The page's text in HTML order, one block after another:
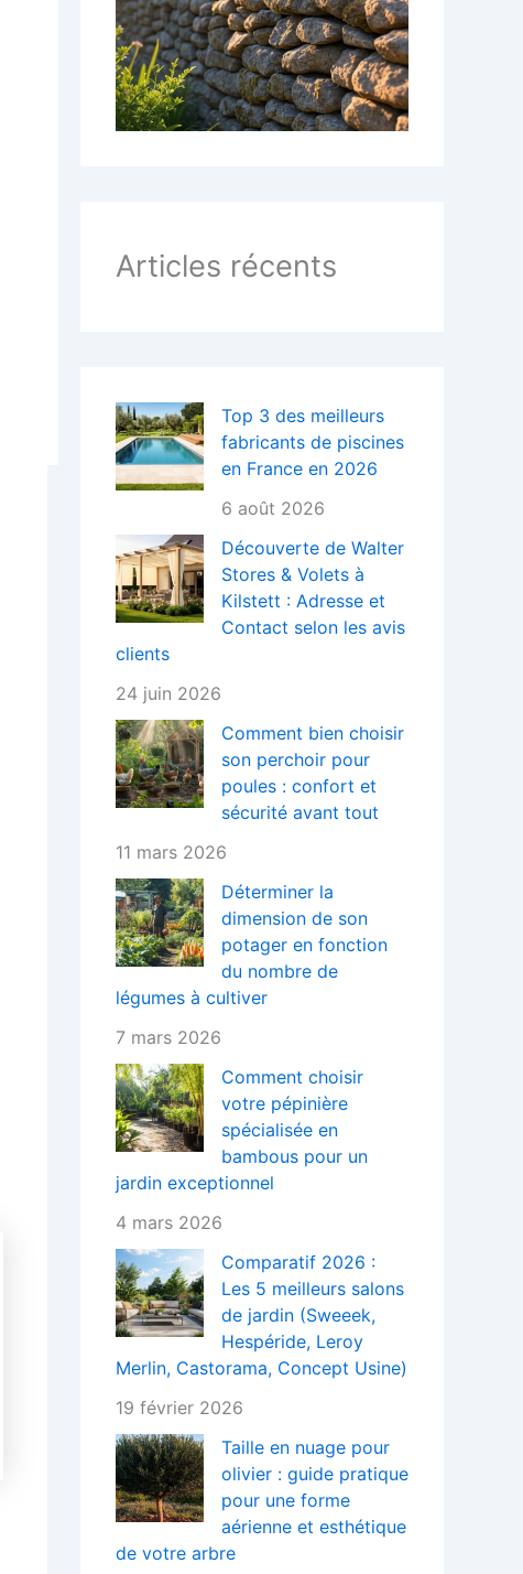
:
Articles récents
Top 3 des meilleurs
fabricants de piscines
en France en 2026
6 août 2026
Découverte de Walter
Stores & Volets à
Kilstett : Adresse et
Contact selon les avis
clients
24 juin 2026
Comment bien choisir
son perchoir pour
poules : confort et
sécurité avant tout
11 mars 2026
Déterminer la
dimension de son
potager en fonction
du nombre de
légumes à cultiver
7 mars 2026
Comment choisir
votre pépinière
spécialisée en
bambous pour un
jardin exceptionnel
4 mars 2026
Comparatif 2026 :
Les 5 meilleurs salons
de jardin (Sweeek,
Hespéride, Leroy
Merlin, Castorama, Concept Usine)
19 février 2026
Taille en nuage pour
olivier : guide pratique
pour une forme
aérienne et esthétique
de votre arbre